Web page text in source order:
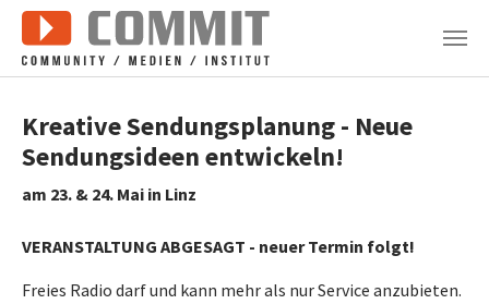
Zum Hauptinhalt springen
Kreative Sendungsplanung - Neue
Sendungsideen entwickeln!
am 23. & 24. Mai in Linz
VERANSTALTUNG ABGESAGT - neuer Termin folgt!
Freies Radio darf und kann mehr als nur Service anzubieten.